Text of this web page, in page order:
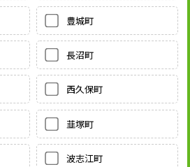
豊城町
長沼町
西久保町
韮塚町
波志江町